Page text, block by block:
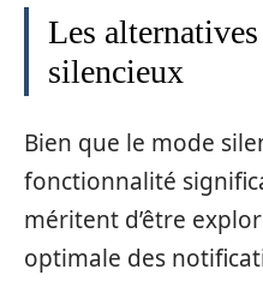
Les
silencieux
Bien que le mode
fonctionnalité
méritent d’être
optimale des